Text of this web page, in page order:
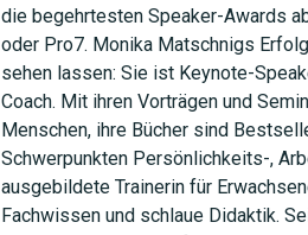
die begehrtesten Speaker-Awards
oder Pro7. Monika Matschnigs
sehen lassen: Sie ist Keynote-
Coach. Mit ihren Vorträgen und
Menschen, ihre Bücher sind
Schwerpunkten Persönlichkeits-,
ausgebildete Trainerin für
Fachwissen und schlaue Didaktik.